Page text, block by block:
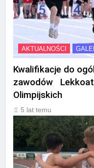
AKTUALNOŚCI
Kwalifikacje do
zawodów
Olimpijskich
5 lat temu